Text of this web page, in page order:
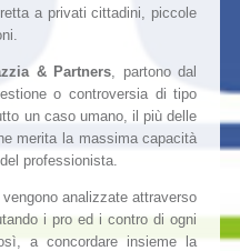
a privati cittadini, piccole
& Partners , partono dal
o controversia di tipo
un caso umano, il più delle
merita la massima capacità
professionista.
analizzate attraverso
i pro ed i contro di ogni
a concordare insieme la